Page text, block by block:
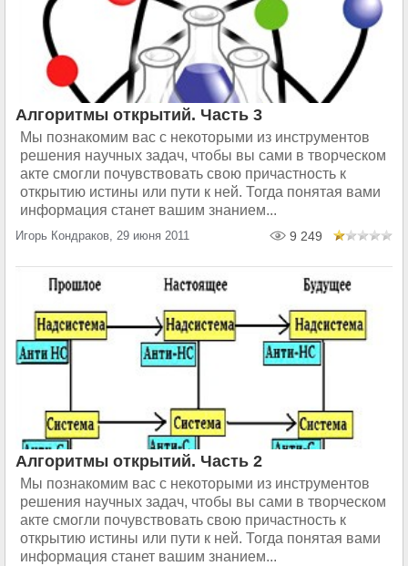
Алгоритмы открытий. Часть 3
Мы познакомим вас с некоторыми из инструментов
решения научных задач, чтобы вы сами в творческом
акте смогли почувствовать свою причастность к
открытию истины или пути к ней. Тогда понятая вами
информация станет вашим знанием...
Игорь Кондраков, 29 июня 2011 9 249
Алгоритмы открытий. Часть 2
Мы познакомим вас с некоторыми из инструментов
решения научных задач, чтобы вы сами в творческом
акте смогли почувствовать свою причастность к
открытию истины или пути к ней. Тогда понятая вами
информация станет вашим знанием...